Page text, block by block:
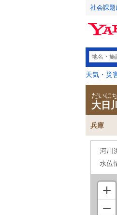
社会課題
天気・災
だいに
大日川
兵庫